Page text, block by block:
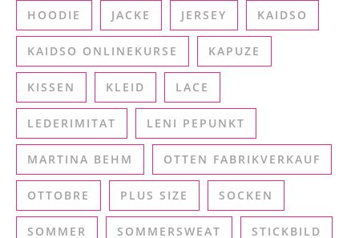
HOODIE JACKE JERSEY KAIDSO
KAIDSO ONLINEKURSE KAPUZE
KISSEN KLEID LACE
LEDERIMITAT LENI PEPUNKT
MARTINA BEHM OTTEN FABRIKVERKAUF
OTTOBRE PLUS SIZE SOCKEN
SOMMER SOMMERSWEAT STICKBILD